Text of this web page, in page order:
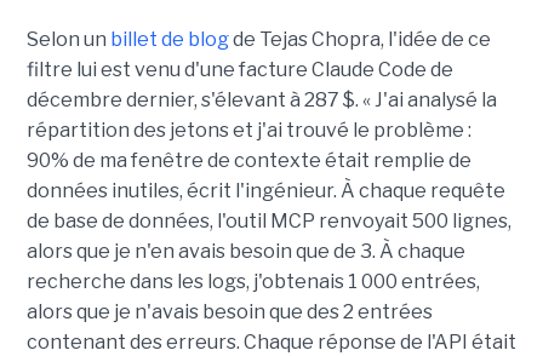
Selon un billet de blogde Tejas Chopra, l'idée de ce
filtre lui est venu d'une facture Claude Code de
décembre dernier, s'élevant à 287 $. « J'ai analysé la
répartition des jetons et j'ai trouvé le problème :
90% de ma fenêtre de contexte était remplie de
données inutiles, écrit l'ingénieur. À chaque requête
de base de données, l'outil MCP renvoyait 500 lignes,
alors que je n'en avais besoin que de 3. À chaque
recherche dans les logs, j'obtenais 1 000 entrées,
alors que je n'avais besoin que des 2 entrées
contenant des erreurs. Chaque réponse de l'API était